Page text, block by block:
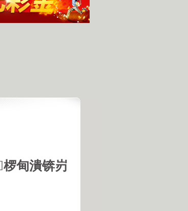
甸潰锛岃
结合
原因